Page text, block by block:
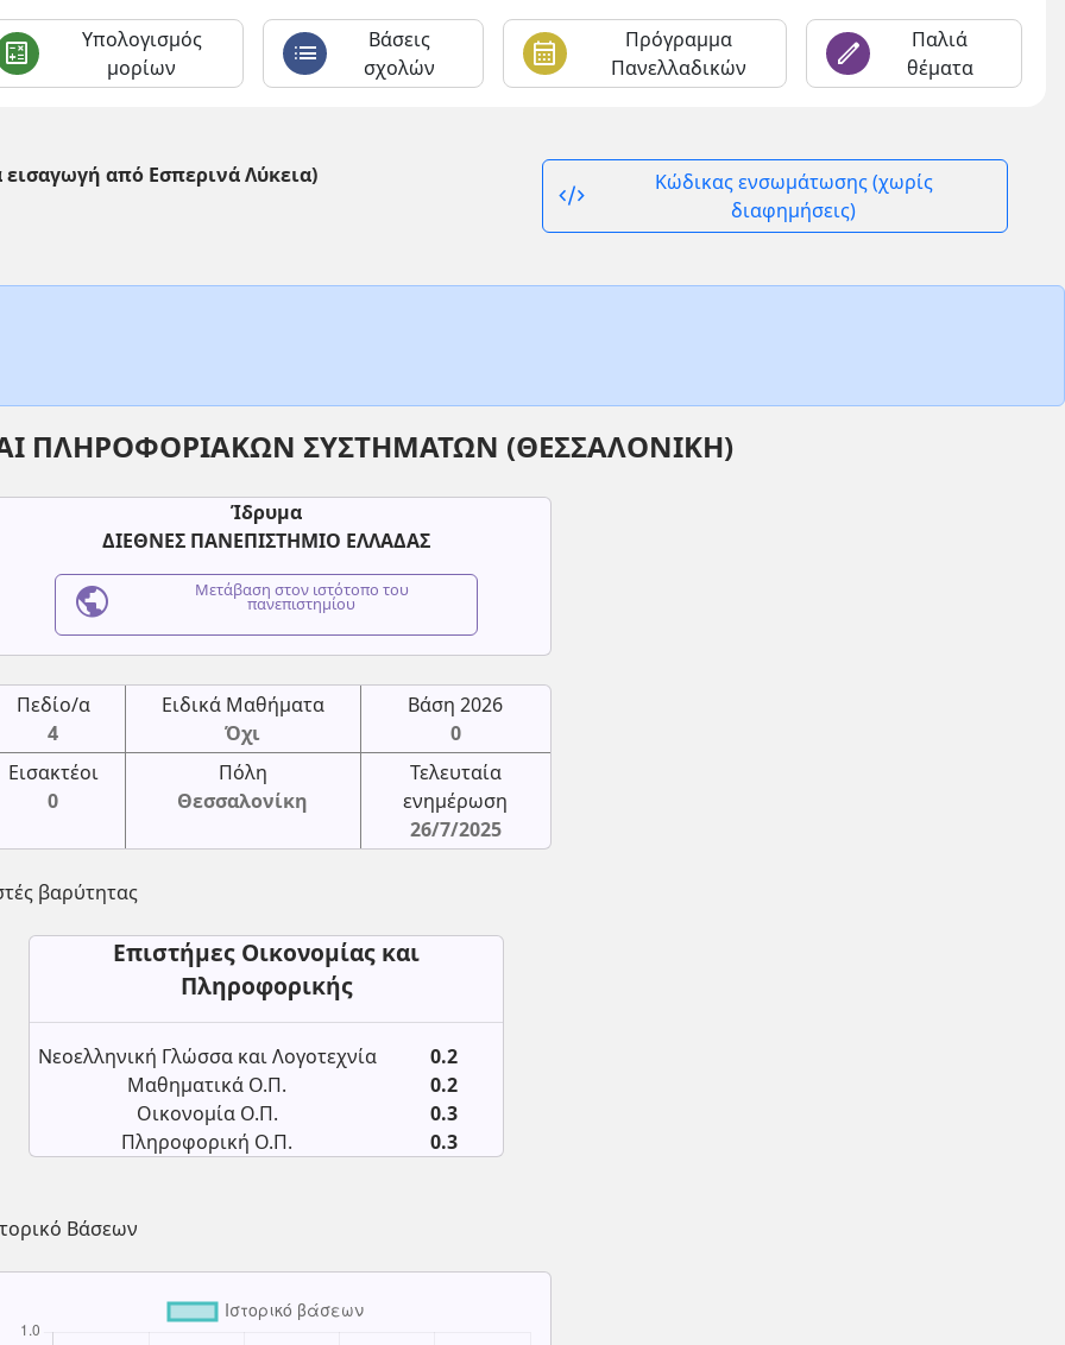
calculate
Υπολογισμός
μορίων
list
Βάσεις
σχολών
calendar_month
Πρόγραμμα
Πανελλαδικών
edit
Παλιά
θέματα
εισαγωγή από Εσπερινά Λύκεια)
code_xml
Κώδικας ενσωμάτωσης (χωρίς
διαφημήσεις)
ΠΛΗΡΟΦΟΡΙΑΚΩΝ ΣΥΣΤΗΜΑΤΩΝ (ΘΕΣΣΑΛΟΝΙΚΗ)
Ίδρυμα
ΔΙΕΘΝΕΣ ΠΑΝΕΠΙΣΤΗΜΙΟ ΕΛΛΑΔΑΣ
public Μετάβαση στον ιστότοπο του
πανεπιστημίου
Πεδίο/α
4
Ειδικά Μαθήματα
Όχι
Βάση 2026
0
Εισακτέοι
0
Πόλη
Θεσσαλονίκη
Τελευταία
ενημέρωση
26/7/2025
βαρύτητας
Επιστήμες Οικονομίας και
Πληροφορικής
Νεοελληνική Γλώσσα και Λογοτεχνία
0.2
Μαθηματικά Ο.Π.
0.2
Οικονομία Ο.Π.
0.3
Πληροφορική Ο.Π.
0.3
Βάσεων